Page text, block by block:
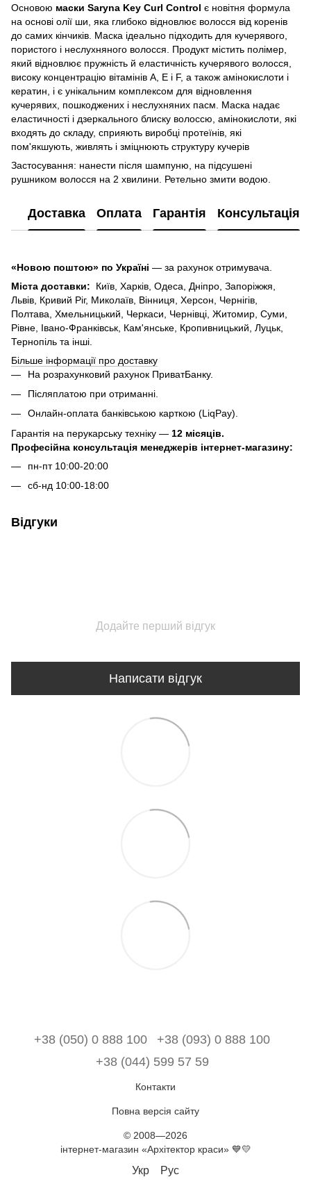
Основою маски Saryna Key Curl Control є новітня формула
на основі олії ши, яка глибоко відновлює волосся від коренів
до самих кінчиків. Маска ідеально підходить для кучерявого,
пористого і неслухняного волосся. Продукт містить полімер,
який відновлює пружність й еластичність кучерявого волосся,
високу концентрацію вітамінів А, Е і F, а також амінокислоти і
кератин, і є унікальним комплексом для відновлення
кучерявих, пошкоджених і неслухняних пасм. Маска надає
еластичності і дзеркального блиску волоссю, амінокислоти, які
входять до складу, сприяють виробці протеїнів, які
пом'якшують, живлять і зміцнюють структуру кучерів
Застосування: нанести після шампуню, на підсушені
рушником волосся на 2 хвилини. Ретельно змити водою.
Доставка Оплата Гарантія Консультація
«Новою поштою» по Україні — за рахунок отримувача.
Міста доставки: Київ, Харків, Одеса, Дніпро, Запоріжжя,
Львів, Кривий Ріг, Миколаїв, Вінниця, Херсон, Чернігів,
Полтава, Хмельницький, Черкаси, Чернівці, Житомир, Суми,
Рівне, Івано-Франківськ, Кам'янське, Кропивницький, Луцьк,
Тернопіль та інші.
Більше інформації про доставку
На розрахунковий рахунок ПриватБанку.
Післяплатою при отриманні.
Онлайн-оплата банківською карткою (LiqPay).
Гарантія на перукарську техніку — 12 місяців.
Професійна консультація менеджерів інтернет-магазину:
пн-пт 10:00-20:00
сб-нд 10:00-18:00
Відгуки
Додайте перший відгук
Написати відгук
+38 (050) 0 888 100
+38 (093) 0 888 100
+38 (044) 599 57 59
Контакти
Повна версія сайту
© 2008—2026
інтернет-магазин «Архітектор краси» 💙💛
Укр Рус